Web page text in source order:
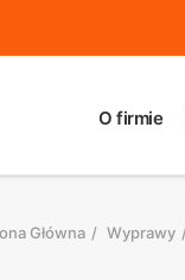
O firmie
Główna Wyprawy